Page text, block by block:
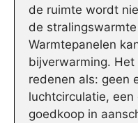
de ruimte wordt
de
Warmtepanelen
bijverwarming.
redenen als: geen
luchtcirculatie,
goedkoop in